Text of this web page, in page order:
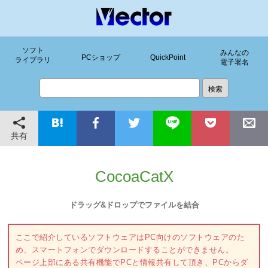
ソフト
ライブラリ
PCショップ QuickPoint
みんなの
電子署名
共有
CocoaCatX
ドラッグ&ドロップでファイルを結合
ここで紹介しているソフトウェアはPC向けのソフトウェアのた
め、スマートフォンでダウンロードすることができません。
ページ上部にある共有機能でPCと情報共有して頂き、PCからダ